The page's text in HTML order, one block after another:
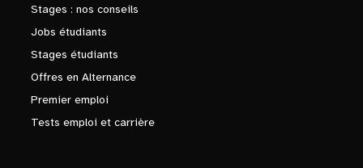
Stages : nos conseils
Jobs étudiants
Stages étudiants
Offres en Alternance
Premier emploi
Tests emploi et carrière